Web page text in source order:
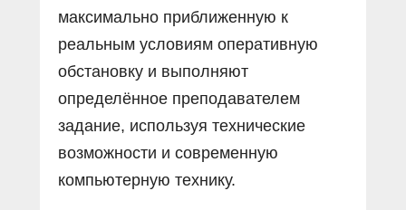
максимально приближенную к
реальным условиям оперативную
обстановку и выполняют
определённое преподавателем
задание, используя технические
возможности и современную
компьютерную технику.